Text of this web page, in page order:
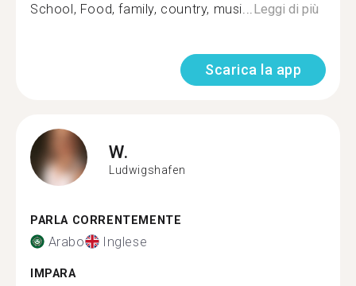
School, Food, family, country, musi...Leggi di più
Scarica la app
W.
Ludwigshafen
PARLA CORRENTEMENTE
Arabo Inglese
IMPARA